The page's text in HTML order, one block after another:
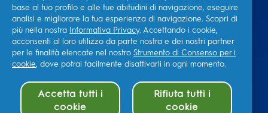
base al tuo profilo e alle tue abitudini di navigazione, eseguire
analisi e migliorare la tua esperienza di navigazione. Scopri di
più nella nostra Informativa Privacy. Accettando i cookie,
acconsenti al loro utilizzo da parte nostra e dei nostri partner
per le finalità elencate nel nostro Strumento di Consenso per i
cookie, dove potrai facilmente disattivarli in ogni momento.
Accetta tutti i
cookie
Rifiuta tutti i
cookie